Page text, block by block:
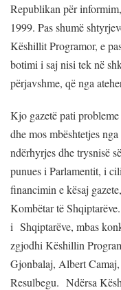
Republikan për
1999. Pas shumë
Këshillit Programor, e
botimi i saj nisi tek në
përjavshme, që nga
Kjo gazetë pati
dhe mos mbështetjes
ndërhyrjes dhe trysnisë
punues i Parlamentit, i
financimin e kësaj
Kombëtar të
i Shqiptarëve, mbas
zgjodhi Këshillin
Gjonbalaj, Albert
Resulbegu. Ndërsa